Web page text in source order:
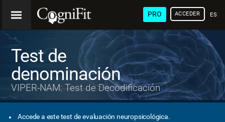
PRO ACCEDER
Test de
denominación
VIPER-NAM: Test de Decodificación
Accede a este test de evaluación neuropsicológica.